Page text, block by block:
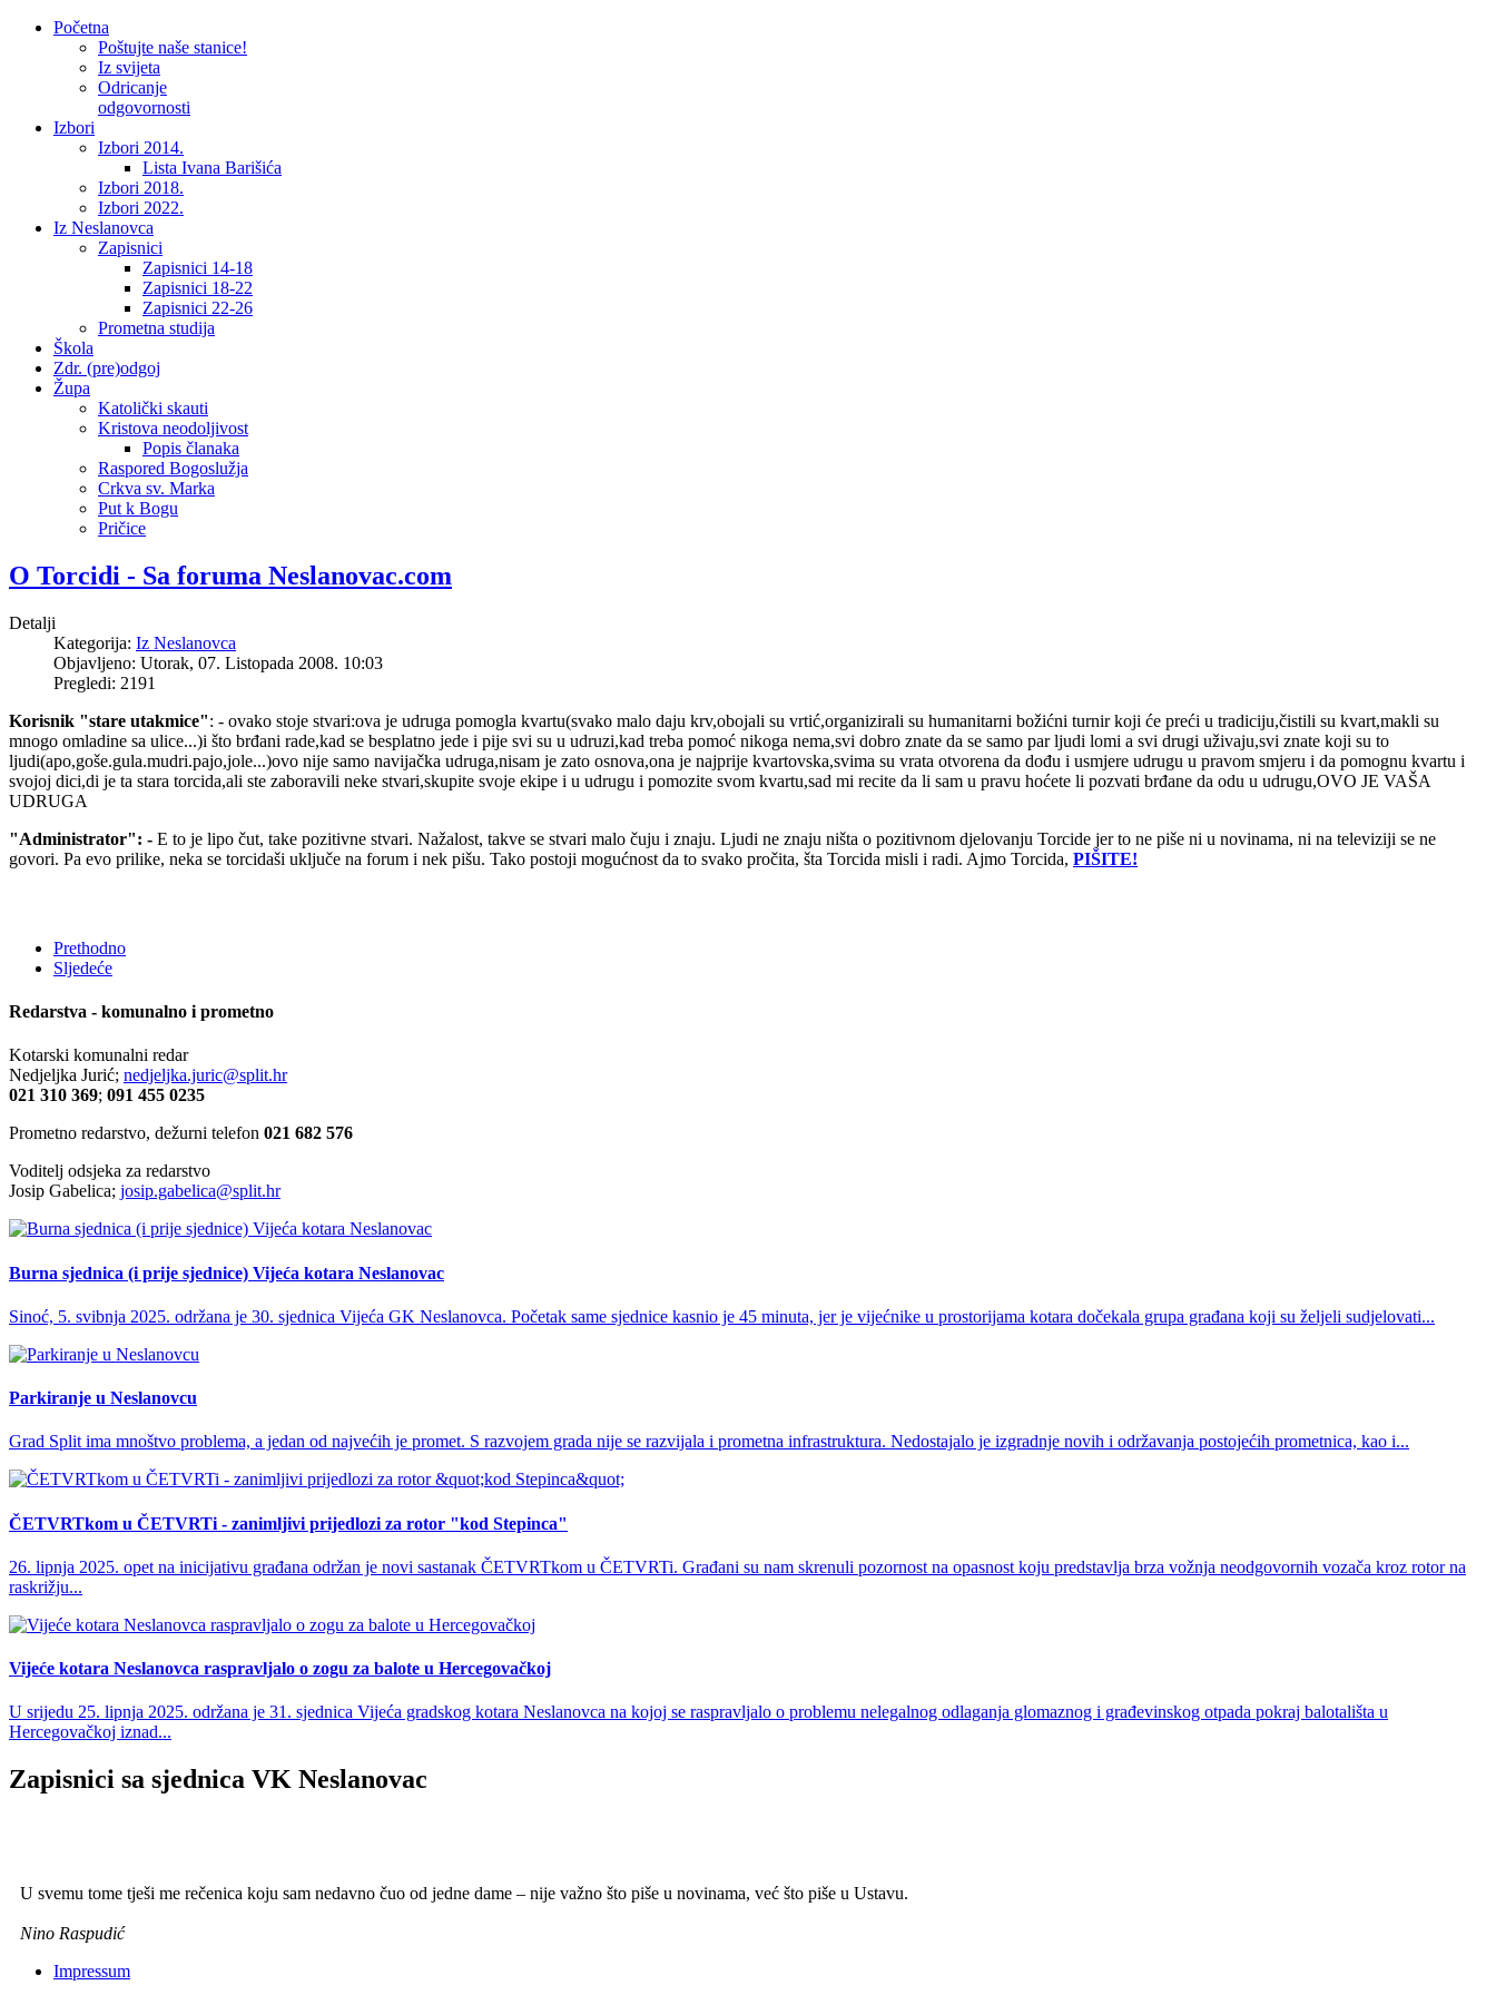
Početna
Poštujte naše stanice!
Iz svijeta
Odricanje
odgovornosti
Izbori
Izbori 2014.
Lista Ivana Barišića
Izbori 2018.
Izbori 2022.
Iz Neslanovca
Zapisnici
Zapisnici 14-18
Zapisnici 18-22
Zapisnici 22-26
Prometna studija
Škola
Zdr. (pre)odgoj
Župa
Katolički skauti
Kristova neodoljivost
Popis članaka
Raspored Bogoslužja
Crkva sv. Marka
Put k Bogu
Pričice
O Torcidi - Sa foruma Neslanovac.com
Detalji
Kategorija: Iz Neslanovca
Objavljeno: Utorak, 07. Listopada 2008. 10:03
Pregledi: 2191
Korisnik "stare utakmice": - ovako stoje stvari:ova je udruga pomogla kvartu(svako malo daju krv,obojali su vrtić,organizirali su humanitarni božićni turnir koji će preći u tradiciju,čistili su kvart,makli su
mnogo omladine sa ulice...)i što brđani rade,kad se besplatno jede i pije svi su u udruzi,kad treba pomoć nikoga nema,svi dobro znate da se samo par ljudi lomi a svi drugi uživaju,svi znate koji su to
ljudi(apo,goše.gula.mudri.pajo,jole...)ovo nije samo navijačka udruga,nisam je zato osnova,ona je najprije kvartovska,svima su vrata otvorena da dođu i usmjere udrugu u pravom smjeru i da pomognu kvartu i
svojoj dici,di je ta stara torcida,ali ste zaboravili neke stvari,skupite svoje ekipe i u udrugu i pomozite svom kvartu,sad mi recite da li sam u pravu hoćete li pozvati brđane da odu u udrugu,OVO JE VAŠA
UDRUGA
"Administrator": - E to je lipo čut, take pozitivne stvari. Nažalost, takve se stvari malo čuju i znaju. Ljudi ne znaju ništa o pozitivnom djelovanju Torcide jer to ne piše ni u novinama, ni na televiziji se ne
govori. Pa evo prilike, neka se torcidaši uključe na forum i nek pišu. Tako postoji mogućnost da to svako pročita, šta Torcida misli i radi. Ajmo Torcida, PIŠITE!
Prethodno
Sljedeće
Redarstva - komunalno i prometno
Kotarski komunalni redar
Nedjeljka Jurić; nedjeljka.juric@split.hr
021 310 369; 091 455 0235
Prometno redarstvo, dežurni telefon 021 682 576
Voditelj odsjeka za redarstvo
Josip Gabelica; josip.gabelica@split.hr
Burna sjednica (i prije sjednice) Vijeća kotara Neslanovac
Sinoć, 5. svibnja 2025. održana je 30. sjednica Vijeća GK Neslanovca. Početak same sjednice kasnio je 45 minuta, jer je vijećnike u prostorijama kotara dočekala grupa građana koji su željeli sudjelovati...
Parkiranje u Neslanovcu
Grad Split ima mnoštvo problema, a jedan od najvećih je promet. S razvojem grada nije se razvijala i prometna infrastruktura. Nedostajalo je izgradnje novih i održavanja postojećih prometnica, kao i...
ČETVRTkom u ČETVRTi - zanimljivi prijedlozi za rotor "kod Stepinca"
26. lipnja 2025. opet na inicijativu građana održan je novi sastanak ČETVRTkom u ČETVRTi. Građani su nam skrenuli pozornost na opasnost koju predstavlja brza vožnja neodgovornih vozača kroz rotor na
raskrižju...
Vijeće kotara Neslanovca raspravljalo o zogu za balote u Hercegovačkoj
U srijedu 25. lipnja 2025. održana je 31. sjednica Vijeća gradskog kotara Neslanovca na kojoj se raspravljalo o problemu nelegalnog odlaganja glomaznog i građevinskog otpada pokraj balotališta u
Hercegovačkoj iznad...
Zapisnici sa sjednica VK Neslanovac
U svemu tome tješi me rečenica koju sam nedavno čuo od jedne dame – nije važno što piše u novinama, već što piše u Ustavu.
Nino Raspudić
Impressum